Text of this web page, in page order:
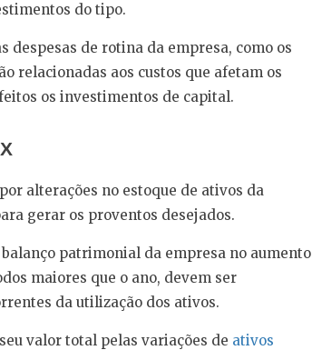
do tipo.
despesas de rotina da empresa, como os
relacionadas aos custos que afetam os
os investimentos de capital.
alterações no estoque de ativos da
gerar os proventos desejados.
patrimonial da empresa no aumento
maiores que o ano, devem ser
da utilização dos ativos.
valor total pelas variações de ativos